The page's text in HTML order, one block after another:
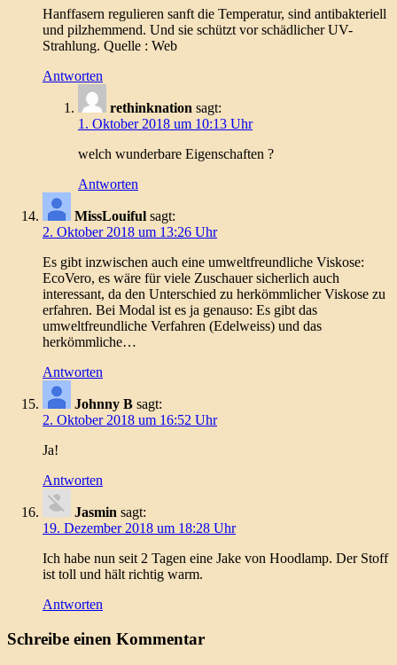
Hanffasern regulieren sanft die Temperatur, sind antibakteriell
und pilzhemmend. Und sie schützt vor schädlicher UV-
Strahlung. Quelle : Web
Antworten
rethinknation sagt:
1. Oktober 2018 um 10:13 Uhr
welch wunderbare Eigenschaften ?
Antworten
MissLouiful sagt:
2. Oktober 2018 um 13:26 Uhr
Es gibt inzwischen auch eine umweltfreundliche Viskose:
EcoVero, es wäre für viele Zuschauer sicherlich auch
interessant, da den Unterschied zu herkömmlicher Viskose zu
erfahren. Bei Modal ist es ja genauso: Es gibt das
umweltfreundliche Verfahren (Edelweiss) und das
herkömmliche…
Antworten
Johnny B sagt:
2. Oktober 2018 um 16:52 Uhr
Ja!
Antworten
Jasmin sagt:
19. Dezember 2018 um 18:28 Uhr
Ich habe nun seit 2 Tagen eine Jake von Hoodlamp. Der Stoff
ist toll und hält richtig warm.
Antworten
Schreibe einen Kommentar